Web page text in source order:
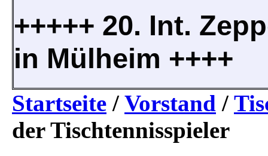
+++++ 20. Int.
in Mülheim ++++
Startseite / Vorstand /
der Tischtennisspieler